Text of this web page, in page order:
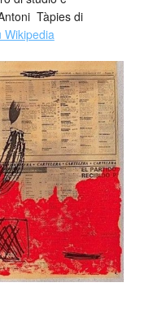
_ Tàpies di
Wikipedia